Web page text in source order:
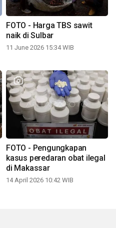
FOTO - Harga TBS sawit
naik di Sulbar
11 June 2026 15:34 WIB
FOTO - Pengungkapan
kasus peredaran obat ilegal
di Makassar
14 April 2026 10:42 WIB